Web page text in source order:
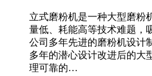
立式磨粉机是一种大型磨粉
量低、耗能高等技术难题，
公司多年先进的磨粉机设计
多年的潜心设计改进后的大
理可靠的…